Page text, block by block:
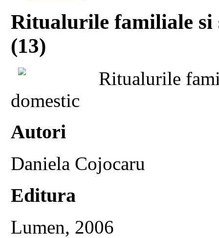
Ritualurile familiale si
(13)
Ritualurile
domestic
Autori
Daniela Cojocaru
Editura
Lumen, 2006